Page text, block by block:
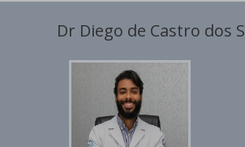
Dr Diego de Castro dos